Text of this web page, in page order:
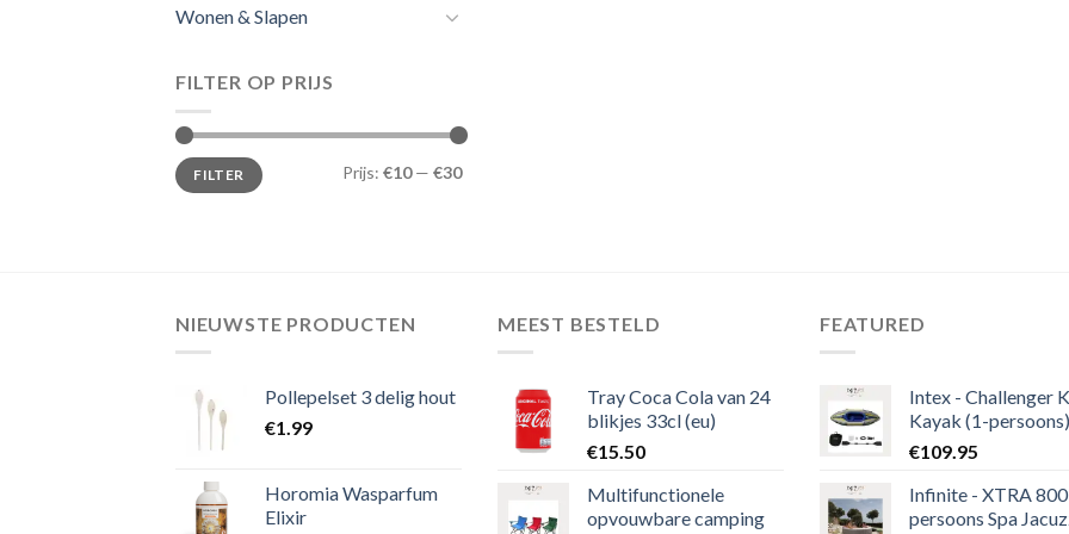
Wonen & Slapen
FILTER OP PRIJS
Min.
prijs
Max.
prijsFILTER Prijs: €10— €30
NIEUWSTE PRODUCTEN
Pollepelset 3 delig hout
€1.99
Horomia Wasparfum
Elixir
MEEST BESTELD
Tray Coca Cola van 24
blikjes 33cl (eu)
€15.50
Multifunctionele
opvouwbare camping
FEATURED
Intex - Challenger
Kayak (1-persoons)
€109.95
Infinite - XTRA
persoons Spa